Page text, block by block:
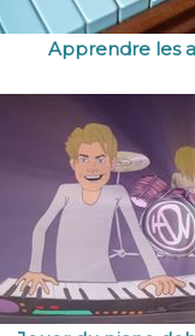
Apprendre les